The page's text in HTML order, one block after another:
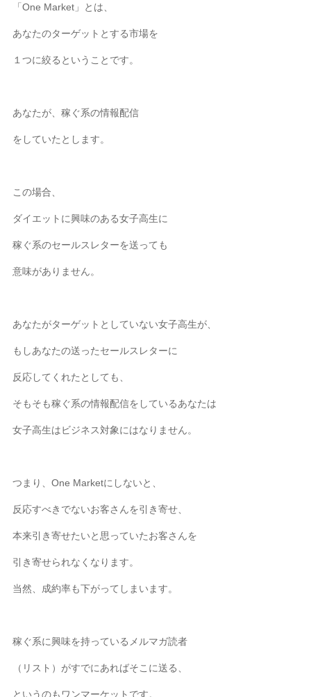
「One Market」とは、
あなたのターゲットとする市場を
１つに絞るということです。
あなたが、稼ぐ系の情報配信
をしていたとします。
この場合、
ダイエットに興味のある女子高生に
稼ぐ系のセールスレターを送っても
意味がありません。
あなたがターゲットとしていない女子高生が、
もしあなたの送ったセールスレターに
反応してくれたとしても、
そもそも稼ぐ系の情報配信をしているあなたは
女子高生はビジネス対象にはなりません。
つまり、One Marketにしないと、
反応すべきでないお客さんを引き寄せ、
本来引き寄せたいと思っていたお客さんを
引き寄せられなくなります。
当然、成約率も下がってしまいます。
稼ぐ系に興味を持っているメルマガ読者
（リスト）がすでにあればそこに送る、
というのもワンマーケットです。